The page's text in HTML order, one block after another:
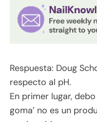
Respuesta: Doug
respecto al pH.
En primer lugar,
goma’ no es un